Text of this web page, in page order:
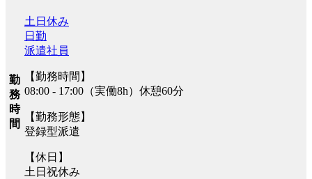
勤
務
時
間
土日休み
日勤
派遣社員
【勤務時間】
08:00 - 17:00（実働8h）休憩60分
【勤務形態】
登録型派遣
【休日】
土日祝休み